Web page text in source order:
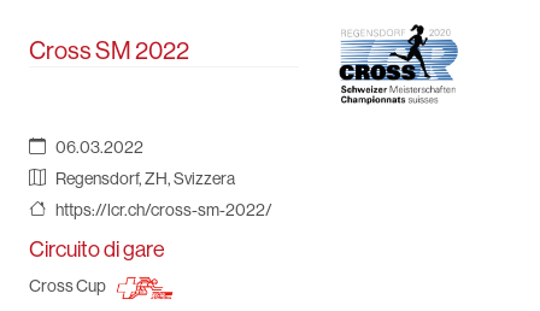
Cross SM 2022
06.03.2022
Regensdorf, ZH, Svizzera
https://lcr.ch/cross-sm-2022/
Circuito di gare
Cross Cup